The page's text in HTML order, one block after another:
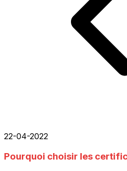
22-04-2022
Pourquoi choisir les